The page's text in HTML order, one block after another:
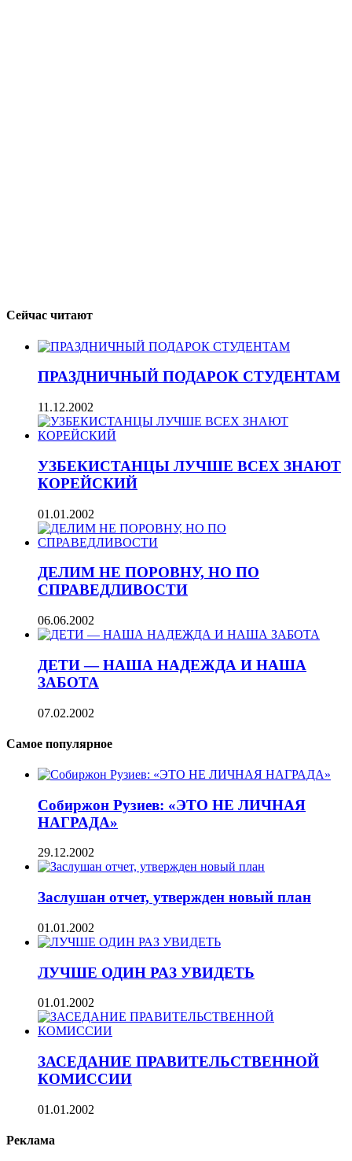
Сейчас читают
ПРАЗДНИЧНЫЙ ПОДАРОК СТУДЕНТАМ
11.12.2002
УЗБЕКИСТАНЦЫ ЛУЧШЕ ВСЕХ ЗНАЮТ
КОРЕЙСКИЙ
01.01.2002
ДЕЛИМ НЕ ПОРОВНУ, НО ПО
СПРАВЕДЛИВОСТИ
06.06.2002
ДЕТИ — НАША НАДЕЖДА И НАША
ЗАБОТА
07.02.2002
Самое популярное
Собиржон Рузиев: «ЭТО НЕ ЛИЧНАЯ
НАГРАДА»
29.12.2002
Заслушан отчет, утвержден новый план
01.01.2002
ЛУЧШЕ ОДИН РАЗ УВИДЕТЬ
01.01.2002
ЗАСЕДАНИЕ ПРАВИТЕЛЬСТВЕННОЙ
КОМИССИИ
01.01.2002
Реклама